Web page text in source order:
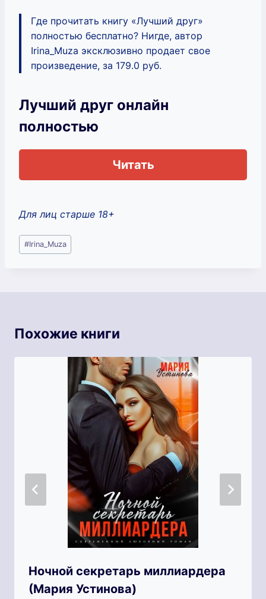
Где прочитать книгу «Лучший друг»
полностью бесплатно? Нигде, автор
Irina_Muza эксклюзивно продает свое
произведение, за 179.0 руб.
Лучший друг онлайн
полностью
Читать
Для лиц старше 18+
Метки
записи:
#Irina_Muza
Похожие книги
Ночной секретарь миллиардера
(Мария Устинова)